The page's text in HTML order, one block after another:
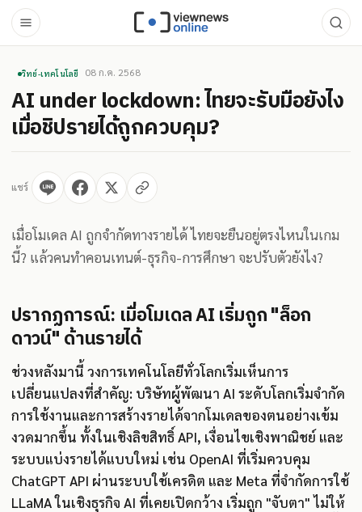
วิทย์-เทคโนโลยี 08 ก.ค. 2568
AI under lockdown: ไทยจะรับมือยังไง
เมื่อชิปรายได้ถูกควบคุม?
แชร์
เมื่อโมเดล AI ถูกจำกัดทางรายได้ ไทยจะยืนอยู่ตรงไหนในเกม
นี้? แล้วคนทำคอนเทนต์-ธุรกิจ-การศึกษา จะปรับตัวยังไง?
ปรากฏการณ์: เมื่อโมเดล AI เริ่มถูก "ล็อก
ดาวน์" ด้านรายได้
ช่วงหลังมานี้ วงการเทคโนโลยีทั่วโลกเริ่มเห็นการ
เปลี่ยนแปลงที่สำคัญ: บริษัทผู้พัฒนา AI ระดับโลกเริ่มจำกัด
การใช้งานและการสร้างรายได้จากโมเดลของตนอย่างเข้ม
งวดมากขึ้น ทั้งในเชิงลิขสิทธิ์ API, เงื่อนไขเชิงพาณิชย์ และ
ระบบแบ่งรายได้แบบใหม่ เช่น OpenAI ที่เริ่มควบคุม
ChatGPT API ผ่านระบบใช้เครดิต และ Meta ที่จำกัดการใช้
LLaMA ในเชิงธุรกิจ AI ที่เคยเปิดกว้าง เริ่มถูก "จับตา" ไม่ให้